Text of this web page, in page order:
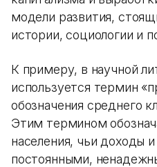
модели развития,
истории, социологии и
К примеру, в научной
используется термин
обозначения среднего
Этим термином
населения, чьи доходы
постоянными,